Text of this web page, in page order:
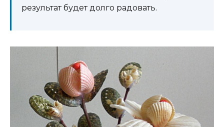
результат будет долго радовать.